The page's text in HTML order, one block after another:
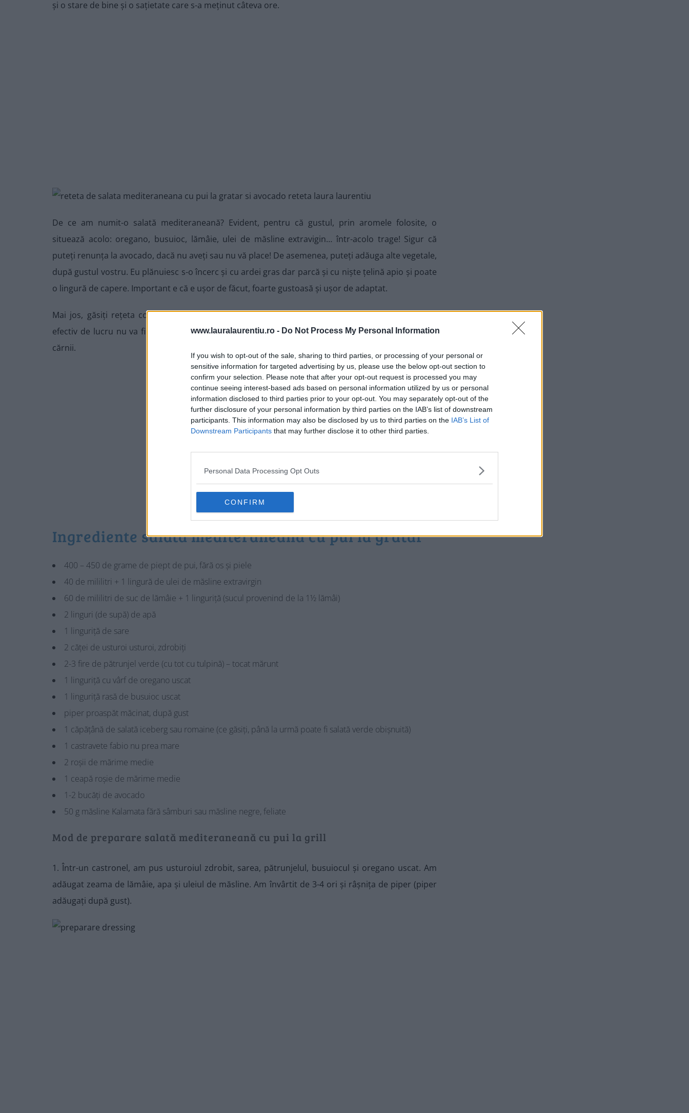
www.lauralaurentiu.ro - Do Not Process My Personal Information
If you wish to opt-out of the sale, sharing to third parties, or processing of your personal or
sensitive information for targeted advertising by us, please use the below opt-out section to
confirm your selection. Please note that after your opt-out request is processed you may
continue seeing interest-based ads based on personal information utilized by us or personal
information disclosed to third parties prior to your opt-out. You may separately opt-out of the
further disclosure of your personal information by third parties on the IAB’s list of downstream
participants. This information may also be disclosed by us to third parties on the IAB’s List of
Downstream Participants that may further disclose it to other third parties.
Personal Data Processing Opt Outs
CONFIRM
și o stare de bine și o sațietate care s-a meținut câteva ore.
De ce am numit-o salată mediteraneană? Evident, pentru că gustul, prin aromele folosite, o
situează acolo: oregano, busuioc, lămâie, ulei de măsline extravigin… într-acolo trage! Sigur că
puteți renunța la avocado, dacă nu aveți sau nu vă place! De asemenea, puteți adăuga alte vegetale,
după gustul vostru. Eu plănuiesc s-o încerc și cu ardei gras dar parcă și cu niște țelină apio și poate
o lingură de capere. Important e că e ușor de făcut, foarte gustoasă și ușor de adaptat.
Mai jos, găsiți rețeta completă, prezentată detaliat, dar înainte trebuie să menționez că timpul
efectiv de lucru nu va fi de 42 de minute, doar că sunt necesare 30 de minute pentru marinarea
cărnii.
Ingrediente salata mediteraneană cu pui la grătar
400 – 450 de grame de piept de pui, fără os și piele
40 de mililitri + 1 lingură de ulei de măsline extravirgin
60 de mililitri de suc de lămâie + 1 linguriță (sucul provenind de la 1½ lămâi)
2 linguri (de supă) de apă
1 linguriță de sare
2 căței de usturoi usturoi, zdrobiți
2-3 fire de pătrunjel verde (cu tot cu tulpină) – tocat mărunt
1 linguriță cu vârf de oregano uscat
1 linguriță rasă de busuioc uscat
piper proaspăt măcinat, după gust
1 căpățână de salată iceberg sau romaine (ce găsiți, până la urmă poate fi salată verde obișnuită)
1 castravete fabio nu prea mare
2 roșii de mărime medie
1 ceapă roșie de mărime medie
1-2 bucăți de avocado
50 g măsline Kalamata fără sâmburi sau măsline negre, feliate
Mod de preparare salată mediteraneană cu pui la grill
1. Într-un castronel, am pus usturoiul zdrobit, sarea, pătrunjelul, busuiocul și oregano uscat. Am
adăugat zeama de lămâie, apa și uleiul de măsline. Am învârtit de 3-4 ori și râșnița de piper (piper
adăugați după gust).